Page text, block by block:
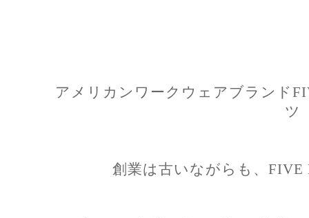
アメリカンワークウェアブランド
ツ
創業は古いながらも、FIVE